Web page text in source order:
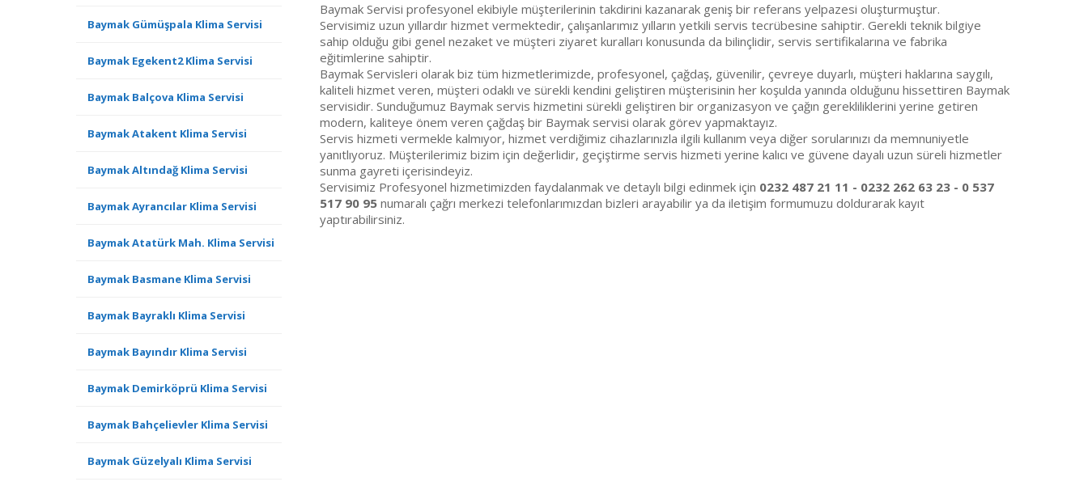
Baymak Servisi profesyonel ekibiyle müşterilerinin takdirini kazanarak geniş bir referans yelpazesi oluşturmuştur.
Servisimiz uzun yıllardır hizmet vermektedir, çalışanlarımız yılların yetkili servis tecrübesine sahiptir. Gerekli teknik bilgiye
sahip olduğu gibi genel nezaket ve müşteri ziyaret kuralları konusunda da bilinçlidir, servis sertifikalarına ve fabrika
eğitimlerine sahiptir.
Baymak Servisleri olarak biz tüm hizmetlerimizde, profesyonel, çağdaş, güvenilir, çevreye duyarlı, müşteri haklarına saygılı,
kaliteli hizmet veren, müşteri odaklı ve sürekli kendini geliştiren müşterisinin her koşulda yanında olduğunu hissettiren Baymak
servisidir. Sunduğumuz Baymak servis hizmetini sürekli geliştiren bir organizasyon ve çağın gerekliliklerini yerine getiren
modern, kaliteye önem veren çağdaş bir Baymak servisi olarak görev yapmaktayız.
Servis hizmeti vermekle kalmıyor, hizmet verdiğimiz cihazlarınızla ilgili kullanım veya diğer sorularınızı da memnuniyetle
yanıtlıyoruz. Müşterilerimiz bizim için değerlidir, geçiştirme servis hizmeti yerine kalıcı ve güvene dayalı uzun süreli hizmetler
sunma gayreti içerisindeyiz.
Servisimiz Profesyonel hizmetimizden faydalanmak ve detaylı bilgi edinmek için 0232 487 21 11 - 0232 262 63 23 - 0 537
517 90 95 numaralı çağrı merkezi telefonlarımızdan bizleri arayabilir ya da iletişim formumuzu doldurarak kayıt
yaptırabilirsiniz.
Baymak Gümüşpala Klima Servisi
Baymak Egekent2 Klima Servisi
Baymak Balçova Klima Servisi
Baymak Atakent Klima Servisi
Baymak Altındağ Klima Servisi
Baymak Ayrancılar Klima Servisi
Baymak Atatürk Mah. Klima Servisi
Baymak Basmane Klima Servisi
Baymak Bayraklı Klima Servisi
Baymak Bayındır Klima Servisi
Baymak Demirköprü Klima Servisi
Baymak Bahçelievler Klima Servisi
Baymak Güzelyalı Klima Servisi